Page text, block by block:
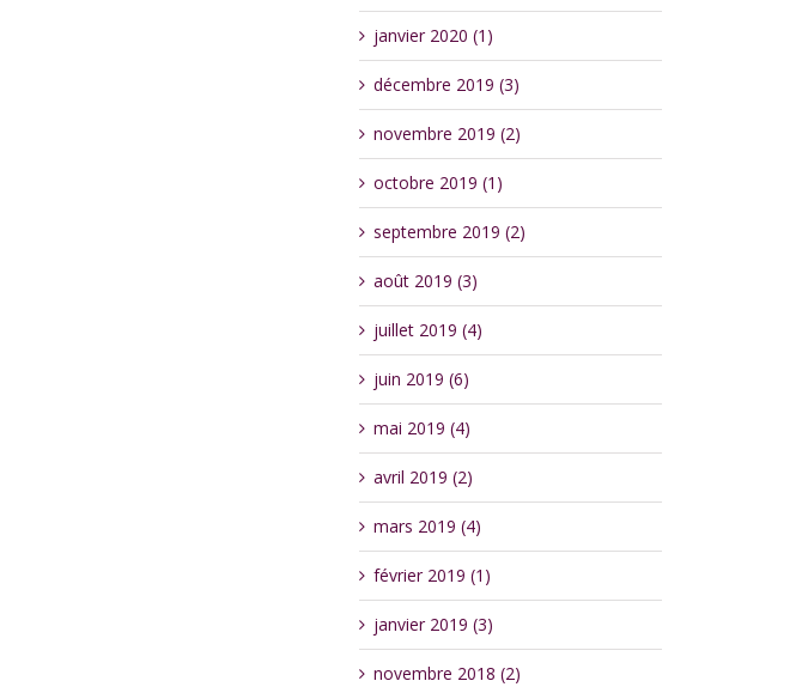
janvier 2020 (1)
décembre 2019 (3)
novembre 2019 (2)
octobre 2019 (1)
septembre 2019 (2)
août 2019 (3)
juillet 2019 (4)
juin 2019 (6)
mai 2019 (4)
avril 2019 (2)
mars 2019 (4)
février 2019 (1)
janvier 2019 (3)
novembre 2018 (2)